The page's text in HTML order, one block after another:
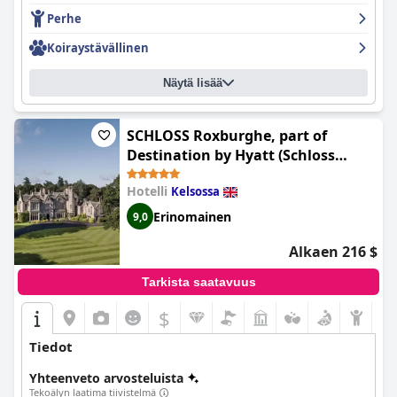
Perhe
Koiraystävällinen
Näytä lisää
SCHLOSS Roxburghe, part of
Destination by Hyatt (Schloss
Roxburghe Golf Resort, part of
Destination by Hyatt)
Hotelli Kelsossa
9,0 Erinomainen
Alkaen 216 $
Tarkista saatavuus
$
Tiedot
Yhteenveto arvosteluista
Tekoälyn laatima tiivistelmä